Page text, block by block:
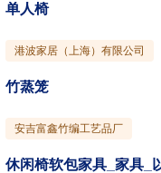
单人椅
港波家居（上海）有限公司
竹蒸笼
安吉富鑫竹编工艺品厂